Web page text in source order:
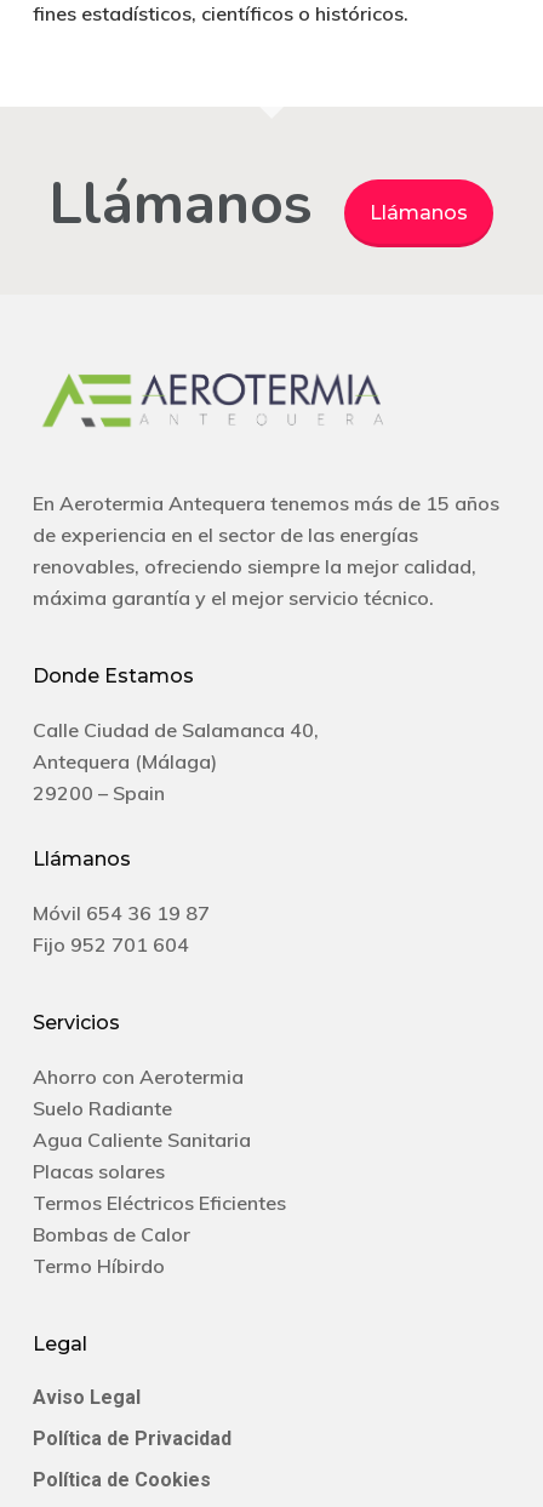
fines estadísticos, científicos o históricos.
Llámanos Llámanos
En Aerotermia Antequera tenemos más de 15 años
de experiencia en el sector de las energías
renovables, ofreciendo siempre la mejor calidad,
máxima garantía y el mejor servicio técnico.
Donde Estamos
Calle Ciudad de Salamanca 40,
Antequera (Málaga)
29200 – Spain
Llámanos
Móvil 654 36 19 87
Fijo 952 701 604
Servicios
Ahorro con Aerotermia
Suelo Radiante
Agua Caliente Sanitaria
Placas solares
Termos Eléctricos Eficientes
Bombas de Calor
Termo Híbirdo
Legal
Aviso Legal
Política de Privacidad
Política de Cookies